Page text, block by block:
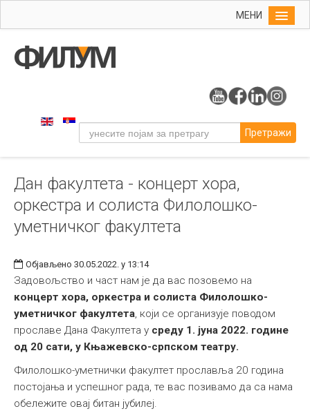
МЕНИ
Упис
Уметност
Музичка уметност
Примењена и ликовна уметност
Галерија
Библиотека
Студенти
Међународна
Претражи
Дан факултета - концерт хора,
оркестра и солиста Филолошко-
уметничког факултета
Објављено 30.05.2022. у 13:14
Задовољство и част нам је да вас позовемо на
концерт хора, оркестра и солиста Филолошко-
уметничког факултета, који се организује поводом
прославе Дана Факултета у среду 1. јуна 2022. године
од 20 сати, у Књажевско-српском театру.
Филолошко-уметнички факултет прославља 20 година
постојања и успешног рада, те вас позивамо да са нама
обележите овај битан јубилеј.